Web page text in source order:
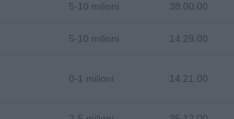
5-10 milioni 38.00.00
5-10 milioni 14.29.00
0-1 milioni 14.21.00